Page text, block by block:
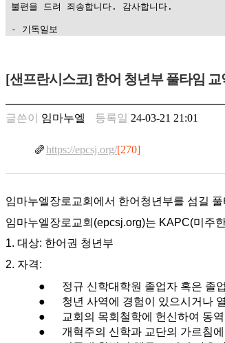
불편을 드려 죄송합니다. 감사합니다.
- 기독일보
만
찾
기
밍
키
넷
주
minky
[샌프란시스코] 한어 청년부 풀타임 교
글쓴이 임마누엘 등록일 24-03-21 21:01
https://epcsj.org/[270]
임마누엘장로교회에서 한어청년부를 섬길
임마누엘장로교회(epcsj.org)는 KAPC(미주
1. 대상: 한어권 청년부
2. 자격:
●
정규 신학대학원 졸업자 혹은 졸
●
청년 사역에 경험이 있으시거나
●
교회의 목회철학에 헌신하여 동
●
개혁주의 신학과 교단의 가르침